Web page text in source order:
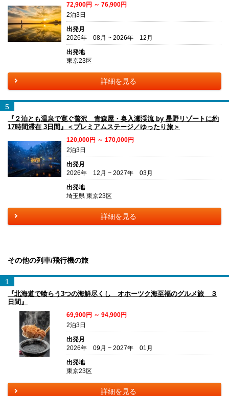
72,900円 ～ 76,900円
2泊3日
出発月
2026年 08月 ~ 2026年 12月
出発地
東京23区
詳細を見る
5
『２泊とも温泉で寛ぐ贅沢 青森屋・奥入瀬渓流 by 星野リゾートに約
17時間滞在 3日間』＜プレミアムステージ／ゆったり旅＞
120,000円 ～ 170,000円
2泊3日
出発月
2026年 12月 ~ 2027年 03月
出発地
埼玉県 東京23区
詳細を見る
その他の列車/飛行機の旅
1
『北海道で喰らう3つの海鮮尽くし オホーツク海至福のグルメ旅 ３
日間』
69,900円 ～ 94,900円
2泊3日
出発月
2026年 09月 ~ 2027年 01月
出発地
東京23区
詳細を見る